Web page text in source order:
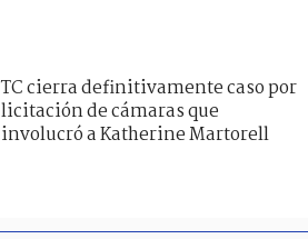
TC cierra definitivamente caso por
licitación de cámaras que
involucró a Katherine Martorell